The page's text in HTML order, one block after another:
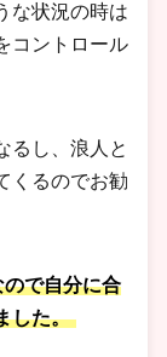
な状況の時は
コントロール
るし、浪人と
くるのでお勧
で自分に合
した。